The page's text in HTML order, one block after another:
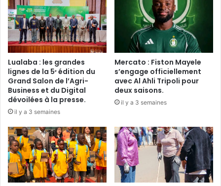
Lualaba : les grandes
lignes de la 5ᵉ édition du
Grand Salon de l’Agri-
Business et du Digital
dévoilées à la presse.
il y a 3 semaines
Mercato : Fiston Mayele
s’engage officiellement
avec Al Ahli Tripoli pour
deux saisons.
il y a 3 semaines